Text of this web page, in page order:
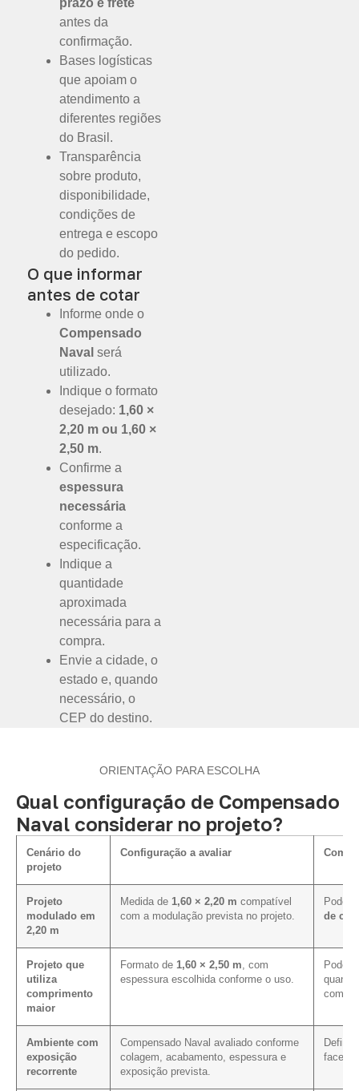
antes da
confirmação.
Bases logísticas
que apoiam o
atendimento a
diferentes regiões
do Brasil.
Transparência
sobre produto,
disponibilidade,
condições de
entrega e escopo
do pedido.
O que informar
antes de cotar
Informe onde o
Compensado
Naval será
utilizado.
Indique o formato
desejado: 1,60 ×
2,20 m ou 1,60 ×
2,50 m.
Confirme a
espessura
necessária
conforme a
especificação.
Indique a
quantidade
aproximada
necessária para a
compra.
Envie a cidade, o
estado e, quando
necessário, o
CEP do destino.
ORIENTAÇÃO PARA ESCOLHA
Qual configuração de Compensado
Naval considerar no projeto?
Cenário do
projeto
Configuração a avaliar Como
Projeto
modulado em
2,20 m
Medida de 1,60 × 2,20 m compatível
com a modulação prevista no projeto.
Pode
de
Projeto que
utiliza
comprimento
maior
Formato de 1,60 × 2,50 m , com
espessura escolhida conforme o uso.
Pode
Ambiente com
exposição
recorrente
Compensado Naval avaliado conforme
colagem, acabamento, espessura e
exposição prevista.
Define
faces,